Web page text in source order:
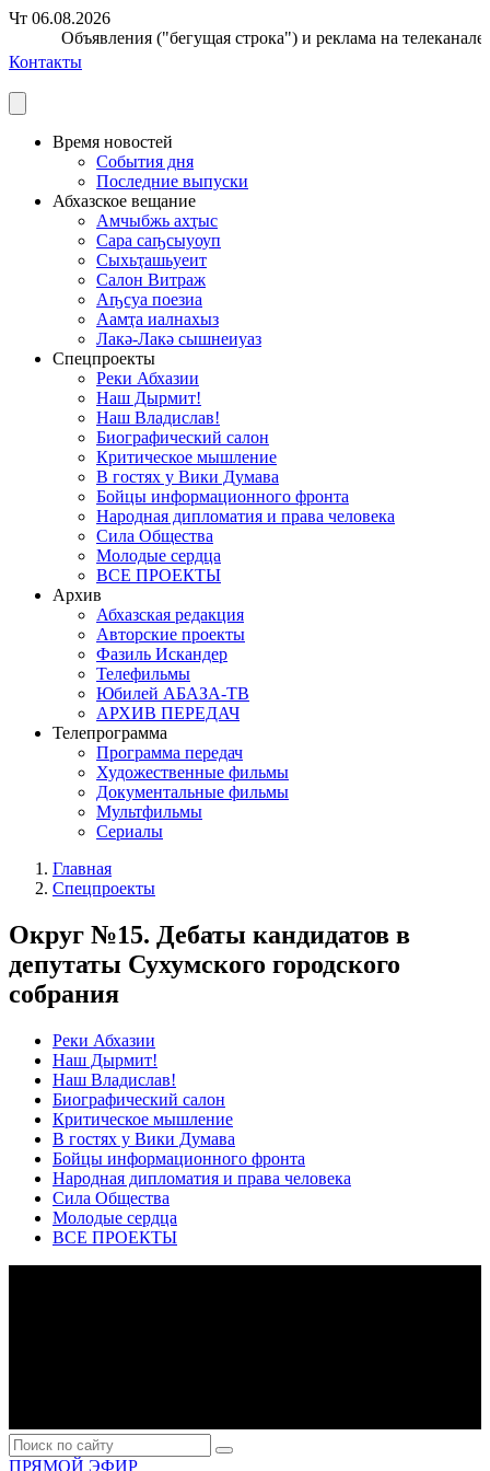
Чт 06.08.2026
Объявления ("бегущая строка") и реклама на
Контакты
Время новостей
События дня
Последние выпуски
Абхазское вещание
Амчыбжь ахҭыс
Сара саҧсыуоуп
Сыхьҭашьуеит
Салон Витраж
Аҧсуа поезиа
Аамҭа иалнахыз
Лакә-Лакә сышнеиуаз
Спецпроекты
Реки Абхазии
Наш Дырмит!
Наш Владислав!
Биографический салон
Критическое мышление
В гостях у Вики Думава
Бойцы информационного фронта
Народная дипломатия и права человека
Сила Общества
Молодые сердца
ВСЕ ПРОЕКТЫ
Архив
Абхазская редакция
Авторские проекты
Фазиль Искандер
Телефильмы
Юбилей АБАЗА-ТВ
АРХИВ ПЕРЕДАЧ
Телепрограмма
Программа передач
Художественные фильмы
Документальные фильмы
Мультфильмы
Сериалы
Главная
Спецпроекты
Округ №15. Дебаты кандидатов в
депутаты Сухумского городского
собрания
Реки Абхазии
Наш Дырмит!
Наш Владислав!
Биографический салон
Критическое мышление
В гостях у Вики Думава
Бойцы информационного фронта
Народная дипломатия и права человека
Сила Общества
Молодые сердца
ВСЕ ПРОЕКТЫ
ПРЯМОЙ ЭФИР